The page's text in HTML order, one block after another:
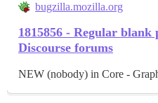
bugzilla.mozilla.org
1815856 - Regular blank
Discourse forums
NEW (nobody) in Core -